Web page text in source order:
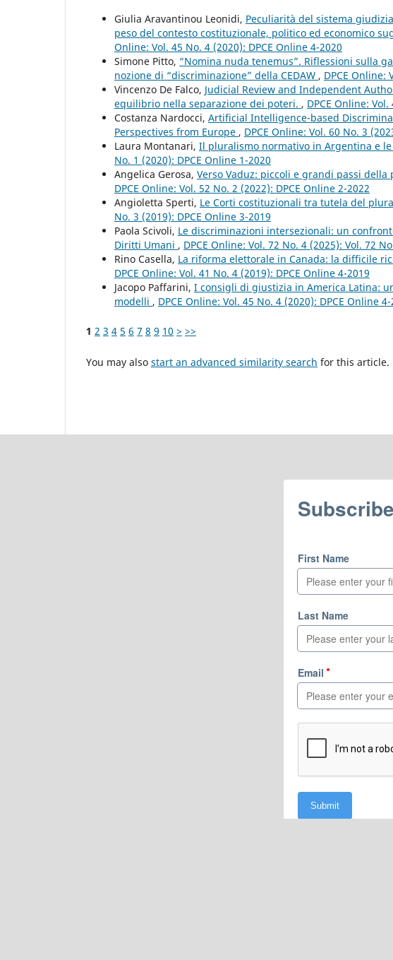
Giulia Aravantinou Leonidi, Peculiarità del sistema
peso del contesto costituzionale, politico ed economico
Online: Vol. 45 No. 4 (2020): DPCE Online 4-2020
Simone Pitto, “Nomina nuda tenemus”. Riflessioni sulla
nozione di “discriminazione” della CEDAW , DPCE Online:
Vincenzo De Falco, Judicial Review and Independent
equilibrio nella separazione dei poteri. , DPCE Online:
Costanza Nardocci, Artificial Intelligence-based
Perspectives from Europe , DPCE Online: Vol. 60 No. 3
Laura Montanari, Il pluralismo normativo in Argentina e
No. 1 (2020): DPCE Online 1-2020
Angelica Gerosa, Verso Vaduz: piccoli e grandi passi
DPCE Online: Vol. 52 No. 2 (2022): DPCE Online 2-2022
Angioletta Sperti, Le Corti costituzionali tra tutela del
No. 3 (2019): DPCE Online 3-2019
Paola Scivoli, Le discriminazioni intersezionali: un
Diritti Umani , DPCE Online: Vol. 72 No. 4 (2025): Vol. 72
Rino Casella, La riforma elettorale in Canada: la difficile
DPCE Online: Vol. 41 No. 4 (2019): DPCE Online 4-2019
Jacopo Paffarini, I consigli di giustizia in America Latina:
modelli , DPCE Online: Vol. 45 No. 4 (2020): DPCE Online 4-
1 2 3 4 5 6 7 8 9 10 > >>
You may also start an advanced similarity search for this article.